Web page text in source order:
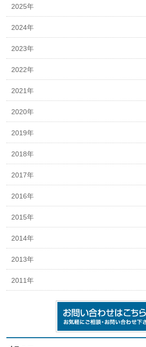
2025年
2024年
2023年
2022年
2021年
2020年
2019年
2018年
2017年
2016年
2015年
2014年
2013年
2011年